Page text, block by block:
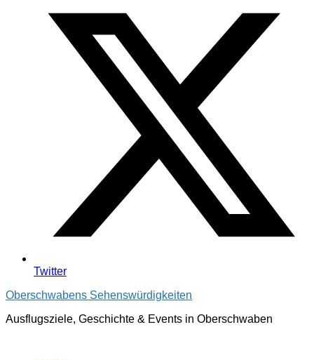
Twitter
Oberschwabens Sehenswürdigkeiten
Ausflugsziele, Geschichte & Events in Oberschwaben